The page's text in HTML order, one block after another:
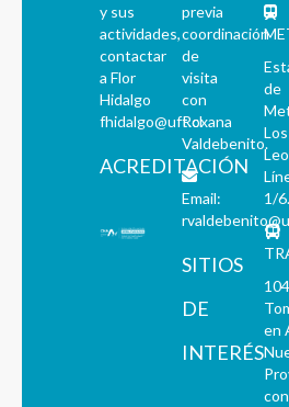
y sus
actividades,
contactar
a Flor
Hidalgo
fhidalgo@uft.cl
ACREDITACIÓN
previa
coordinación
de
visita
con
Roxana
Valdebenito.
Email:
SITIOS
DE
INTERÉS
de
Los
1/6.
en
con